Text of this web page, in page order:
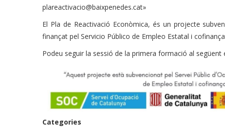
plareactivacio@baixpenedes.cat»
El Pla de Reactivació Econòmica, és un projecte
finançat pel Servicio Público de Empleo Estatal i
Podeu seguir la sessió de la primera formació al següent
Categories